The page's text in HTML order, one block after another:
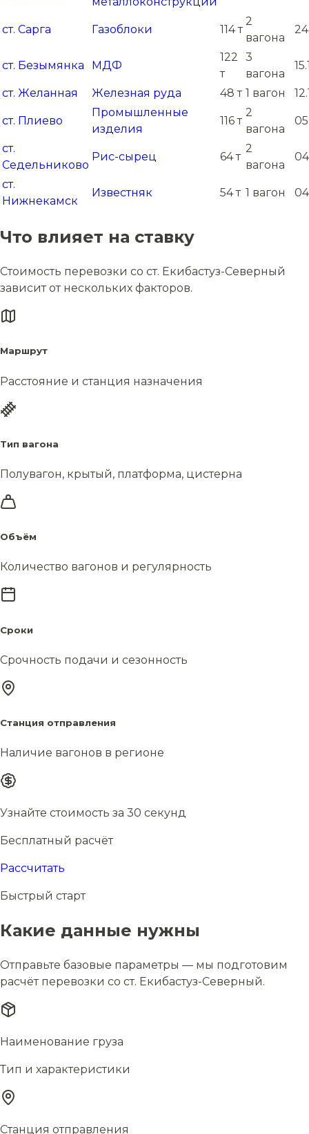
ст. Сарга Газоблоки 114 т
2
вагона
ст. Безымянка МДФ
122
т
3
вагона
ст. Желанная Железная руда 48 т 1 вагон
ст. Плиево
Промышленные
изделия
116 т
2
вагона
ст.
Седельниково
Рис-сырец 64 т
2
вагона
ст.
Нижнекамск
Известняк 54 т 1 вагон
Что влияет на ставку
Стоимость перевозки со ст. Екибастуз-Северный
зависит от нескольких факторов.
Маршрут
Расстояние и станция назначения
Тип вагона
Полувагон, крытый, платформа, цистерна
Объём
Количество вагонов и регулярность
Сроки
Срочность подачи и сезонность
Станция отправления
Наличие вагонов в регионе
Узнайте стоимость за 30 секунд
Бесплатный расчёт
Рассчитать
Быстрый старт
Какие данные нужны
Отправьте базовые параметры — мы подготовим
расчёт перевозки со ст. Екибастуз-Северный.
Наименование груза
Тип и характеристики
Станция отправления